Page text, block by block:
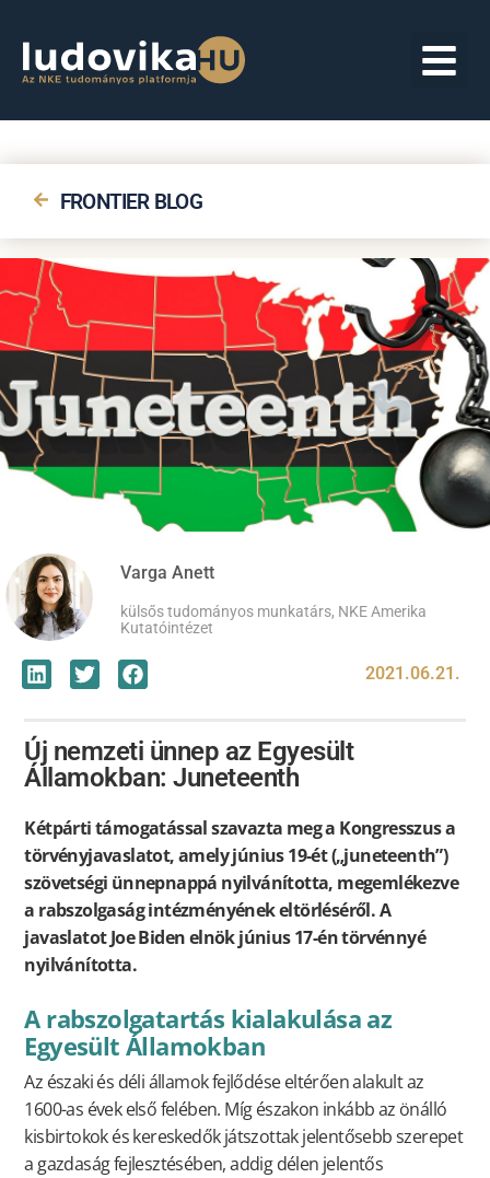
FRONTIER BLOG
Varga Anett
külsős tudományos munkatárs, NKE Amerika
Kutatóintézet
2021.06.21.
Új nemzeti ünnep az Egyesült
Államokban: Juneteenth
Kétpárti támogatással szavazta meg a Kongresszus a
törvényjavaslatot, amely június 19-ét („juneteenth”)
szövetségi ünnepnappá nyilvánította, megemlékezve
a rabszolgaság intézményének eltörléséről. A
javaslatot Joe Biden elnök június 17-én törvénnyé
nyilvánította.
A rabszolgatartás kialakulása az
Egyesült Államokban
Az északi és déli államok fejlődése eltérően alakult az
1600-as évek első felében. Míg északon inkább az önálló
kisbirtokok és kereskedők játszottak jelentősebb szerepet
a gazdaság fejlesztésében, addig délen jelentős